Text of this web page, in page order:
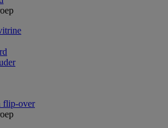
flip-over